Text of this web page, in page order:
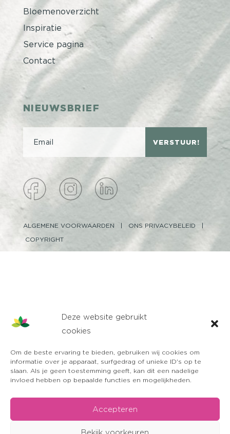
Deze website gebruikt
cookies
Om de beste ervaring te bieden, gebruiken wij cookies om
informatie over je apparaat, surfgedrag of unieke ID's op te
slaan. Als je geen toestemming geeft, kan dit een nadelige
invloed hebben op bepaalde functies en mogelijkheden.
Accepteren
Bekijk voorkeuren
Bloemenoverzicht
Inspiratie
Service pagina
Contact
NIEUWSBRIEF
VERSTUUR!
ALGEMENE VOORWAARDEN | ONS PRIVACYBELEID |
COPYRIGHT